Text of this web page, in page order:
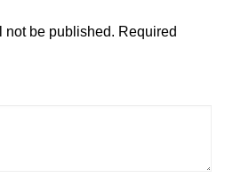
not be published. Required